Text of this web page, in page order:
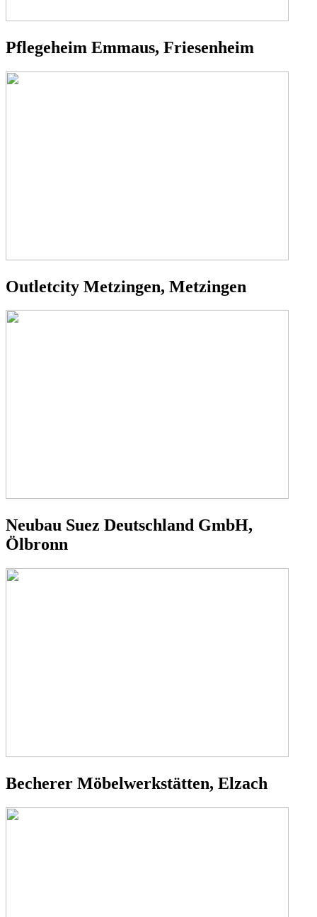
Pflegeheim Emmaus, Friesenheim
Outletcity Metzingen, Metzingen
Neubau Suez Deutschland GmbH,
Ölbronn
Becherer Möbelwerkstätten, Elzach